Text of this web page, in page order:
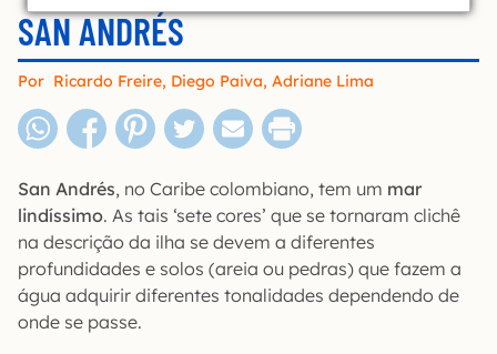
SAN ANDRÉS
Por Ricardo Freire, Diego Paiva, Adriane Lima
San Andrés, no Caribe colombiano, tem um mar
lindíssimo. As tais ‘sete cores’ que se tornaram clichê
na descrição da ilha se devem a diferentes
profundidades e solos (areia ou pedras) que fazem a
água adquirir diferentes tonalidades dependendo de
onde se passe.